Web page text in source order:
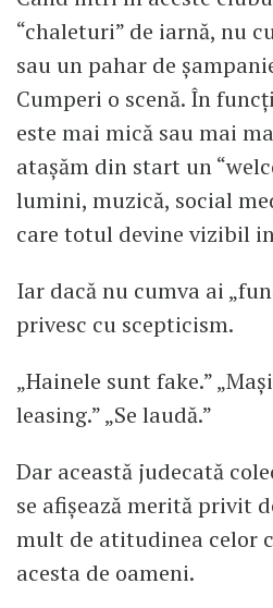
“chaleturi” de iarnă, nu
sau un pahar de
Cumperi o scenă. În
este mai mică sau mai
atașăm din start un
lumini, muzică, social
care totul devine vizibil
Iar dacă nu cumva ai
privesc cu scepticism.
„Hainele sunt fake.”
leasing.” „Se laudă.”
Dar această judecată
se afișează merită privit
mult de atitudinea celor
acesta de oameni.